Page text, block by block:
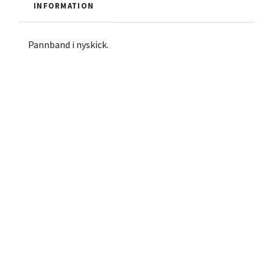
INFORMATION
Pannband i nyskick.